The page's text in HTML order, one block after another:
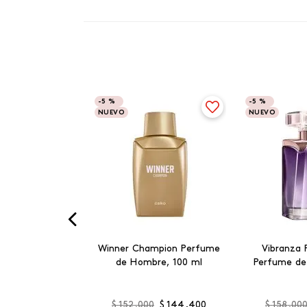
-5 %
NUEVO
Winner Champion Perfume
de Hombre, 100 ml
-5 %
NUEVO
Vibranza
Perfume